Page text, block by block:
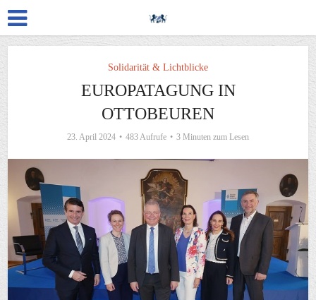
Solidarität & Lichtblicke
EUROPATAGUNG IN
OTTOBEUREN
23. April 2024 483 Aufrufe 3 Minuten zum Lesen